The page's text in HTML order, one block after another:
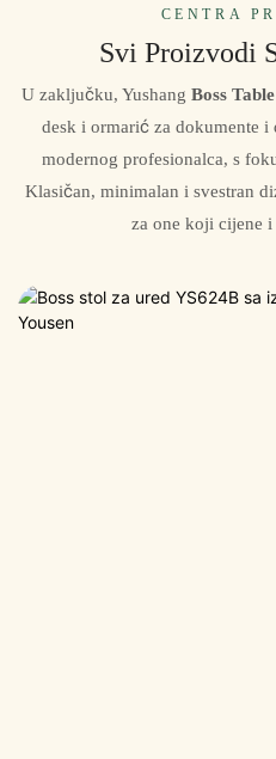
CENTRA
Svi Proizvodi
U zaključku, Yushang Boss Table
desk i ormarić za dokumente i
modernog profesionalca, s
Klasičan, minimalan i svestran
za one koji cijene